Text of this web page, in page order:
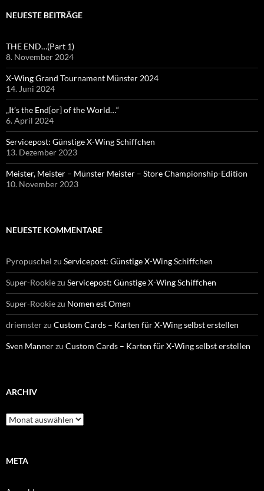
NEUESTE BEITRÄGE
THE END…(Part 1)
8. November 2024
X-Wing Grand Tournament Münster 2024
14. Juni 2024
„It’s the End[or] of the World…“
6. April 2024
Servicepost: Günstige X-Wing Schiffchen
13. Dezember 2023
Meister, Meister – Münster Meister – Store Championship-Edition
10. November 2023
NEUESTE KOMMENTARE
Pyropuschel zu Servicepost: Günstige X-Wing Schiffchen
Super-Rookiezu Servicepost: Günstige X-Wing Schiffchen
Super-Rookiezu Nomen est Omen
driemsterzu Custom Cards – Karten für X-Wing selbst erstellen
Sven Mannerzu Custom Cards – Karten für X-Wing selbst erstellen
ARCHIV
Archiv
META